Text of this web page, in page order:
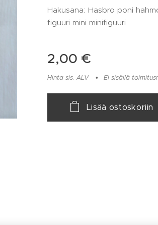
Hakusana: Hasbro poni
figuuri mini minifiguuri
2,00 €
Hinta sis. ALV Ei sisällä
Lisää ostoskoriin